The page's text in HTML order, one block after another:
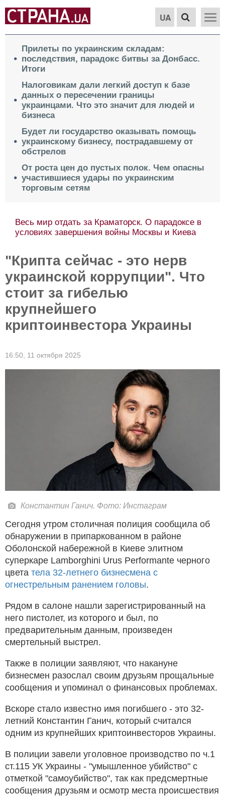
UA
Прилеты по украинским складам:
последствия, парадокс битвы за Донбасс.
Итоги
Налоговикам дали легкий доступ к базе
данных о пересечении границы
украинцами. Что это значит для людей и
бизнеса
Будет ли государство оказывать помощь
украинскому бизнесу, пострадавшему от
обстрелов
От роста цен до пустых полок. Чем опасны
участившиеся удары по украинским
торговым сетям
Весь мир отдать за Краматорск. О парадоксе в
условиях завершения войны Москвы и Киева
"Крипта сейчас - это нерв
украинской коррупции". Что
стоит за гибелью
крупнейшего
криптоинвестора Украины
16:50, 11 октября 2025
Константин Ганич. Фото: Инстаграм
Сегодня утром столичная полиция сообщила об
обнаружении в припаркованном в районе
Оболонской набережной в Киеве элитном
суперкаре Lamborghini Urus Performante черного
цвета тела 32-летнего бизнесмена с
огнестрельным ранением головы.
Рядом в салоне нашли зарегистрированный на
него пистолет, из которого и был, по
предварительным данным, произведен
смертельный выстрел.
Также в полиции заявляют, что накануне
бизнесмен разослал своим друзьям прощальные
сообщения и упоминал о финансовых проблемах.
Вскоре стало известно имя погибшего - это 32-
летний Константин Ганич, который считался
одним из крупнейших криптоинвесторов Украины.
В полиции завели уголовное производство по ч.1
ст.115 УК Украины - "умышленное убийство" с
отметкой "самоубийство", так как предсмертные
сообщения друзьям и осмотр места происшествия